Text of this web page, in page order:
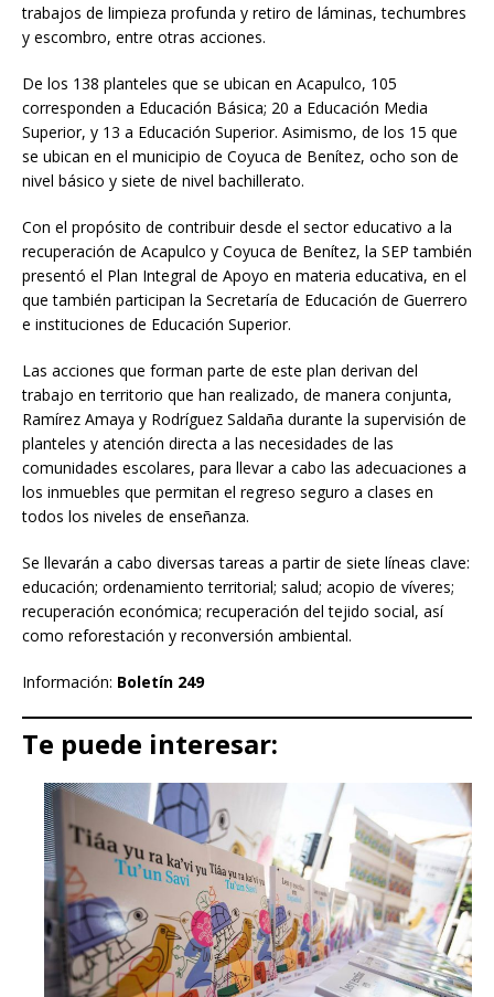
trabajos de limpieza profunda y retiro de láminas, techumbres
y escombro, entre otras acciones.
De los 138 planteles que se ubican en Acapulco, 105
corresponden a Educación Básica; 20 a Educación Media
Superior, y 13 a Educación Superior. Asimismo, de los 15 que
se ubican en el municipio de Coyuca de Benítez, ocho son de
nivel básico y siete de nivel bachillerato.
Con el propósito de contribuir desde el sector educativo a la
recuperación de Acapulco y Coyuca de Benítez, la SEP también
presentó el Plan Integral de Apoyo en materia educativa, en el
que también participan la Secretaría de Educación de Guerrero
e instituciones de Educación Superior.
Las acciones que forman parte de este plan derivan del
trabajo en territorio que han realizado, de manera conjunta,
Ramírez Amaya y Rodríguez Saldaña durante la supervisión de
planteles y atención directa a las necesidades de las
comunidades escolares, para llevar a cabo las adecuaciones a
los inmuebles que permitan el regreso seguro a clases en
todos los niveles de enseñanza.
Se llevarán a cabo diversas tareas a partir de siete líneas clave:
educación; ordenamiento territorial; salud; acopio de víveres;
recuperación económica; recuperación del tejido social, así
como reforestación y reconversión ambiental.
Información: Boletín 249
Te puede interesar: